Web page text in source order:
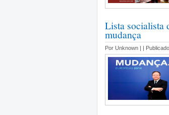
Lista socialista
mudança
Por Unknown | |